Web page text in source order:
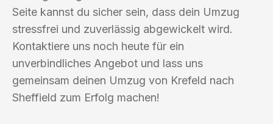
Seite kannst du sicher sein, dass dein Umzug
stressfrei und zuverlässig abgewickelt wird.
Kontaktiere uns noch heute für ein
unverbindliches Angebot und lass uns
gemeinsam deinen Umzug von Krefeld nach
Sheffield zum Erfolg machen!